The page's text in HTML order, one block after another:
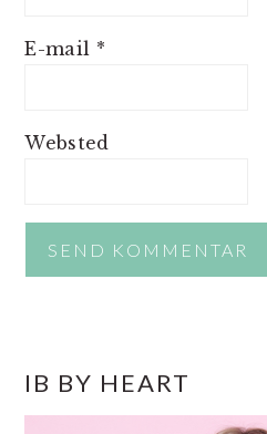
E-mail *
Websted
SIDEBAR
IB BY HEART